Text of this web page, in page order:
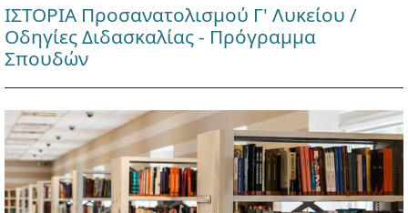
ΙΣΤΟΡΙΑ Προσανατολισμού Γ' Λυκείου /
Οδηγίες Διδασκαλίας - Πρόγραμμα
Σπουδών